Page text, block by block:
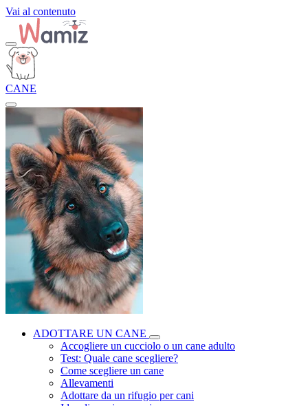
Vai al contenuto
CANE
ADOTTARE UN CANE
Accogliere un cucciolo o un cane adulto
Test: Quale cane scegliere?
Come scegliere un cane
Allevamenti
Adottare da un rifugio per cani